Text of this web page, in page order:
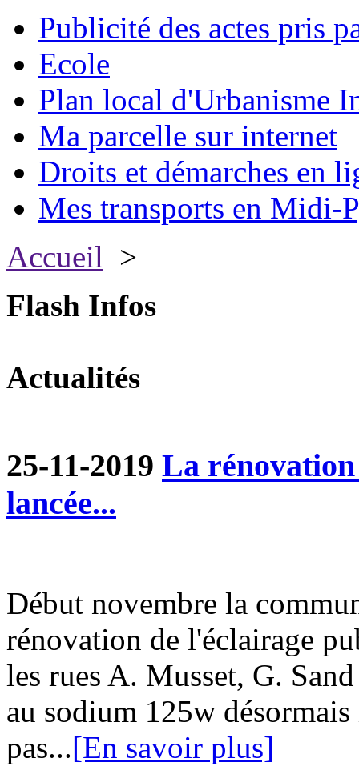
Publicité des actes pris
Ecole
Plan local d'Urbanisme
Ma parcelle sur internet
Droits et démarches en
Mes transports en Midi-
Accueil >
Flash Infos
Actualités
25-11-2019 La
lancée...
Début novembre la
rénovation de l'éclairage
les rues A. Musset, G.
au sodium 125w
pas...[En savoir plus]